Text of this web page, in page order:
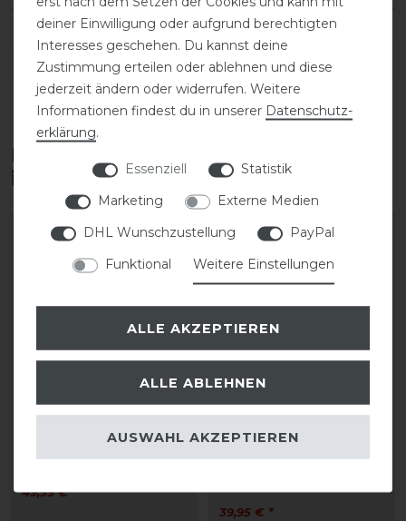
DETAILS ZUR PRODUKTSICHERHEIT
Diese Produkte könnten dich auch
interessieren
Slim fit Fliegenmaske
49,99 € *
Fliegenmaske
DynAirMesh Pro
39,95 € *
deiner Einwilligung oder aufgrund berechtigten
Interesses geschehen. Du kannst deine
Zustimmung erteilen oder ablehnen und diese
jederzeit ändern oder widerrufen. Weitere
Informationen findest du in unserer Daten­schutz­
erklärung.
Essenziell
Statistik
Marketing
Externe Medien
DHL Wunschzustellung
PayPal
Funktional
Weitere Einstellungen
ALLE AKZEPTIEREN
ALLE ABLEHNEN
AUSWAHL AKZEPTIEREN